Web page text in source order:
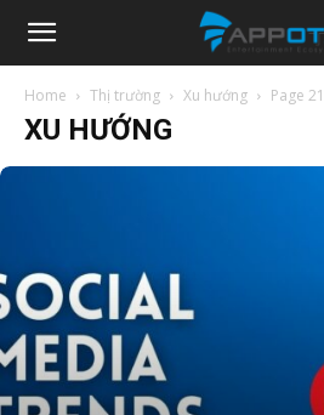
Appota
News
Home Thị trường Xu hướng Page 21
XU HƯỚNG